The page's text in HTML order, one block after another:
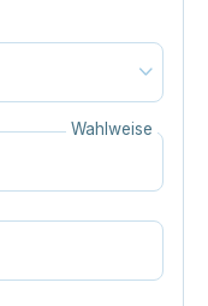
Wahlweise